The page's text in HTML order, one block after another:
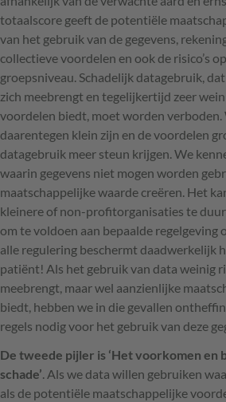
totaalscore geeft de potentiële
van het gebruik van de gegevens,
collectieve voordelen en ook de risico’s
groepsniveau. Schadelijk datagebruik, dat
zich meebrengt en tegelijkertijd zeer
voordelen biedt, moet worden verboden.
daarentegen klein zijn en de voordelen
datagebruik meer steun krijgen. We
waarin gegevens niet mogen worden
maatschappelijke waarde creëren. Het
kleinere of non-profitorganisaties te
om te voldoen aan bepaalde regelgeving
alle regulering beschermt daadwerkelijk
patiënt! Als het gebruik van data weinig
meebrengt, maar wel aanzienlijke
biedt, hebben we in die gevallen
regels nodig voor het gebruik van deze
De tweede pijler is ‘Het voorkomen en
schade’. Als we data willen gebruiken
als de potentiële maatschappelijke